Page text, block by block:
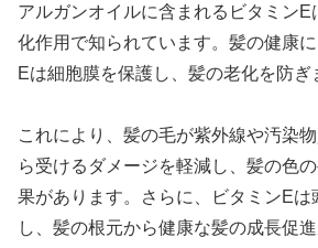
アルガンオイルに含まれるビタミンE
化作用で知られています。髪の健康
Eは細胞膜を保護し、髪の老化を防ぎ
これにより、髪の毛が紫外線や汚染
ら受けるダメージを軽減し、髪の色
果があります。さらに、ビタミンEは
し、髪の根元から健康な髪の成長促